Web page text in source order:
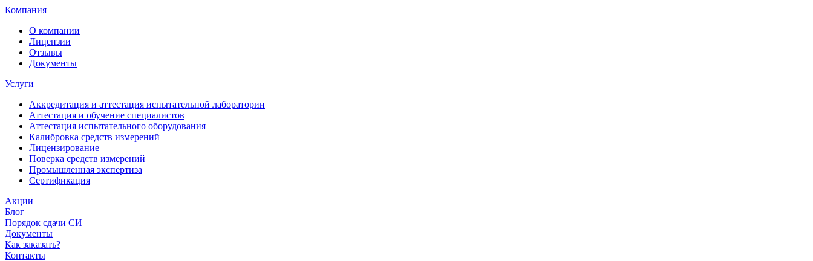
Компания
О компании
Лицензии
Отзывы
Документы
Услуги
Аккредитация и аттестация испытательной лаборатории
Аттестация и обучение специалистов
Аттестация испытательного оборудования
Калибровка средств измерений
Лицензирование
Поверка средств измерений
Промышленная экспертиза
Сертификация
Акции
Блог
Порядок сдачи СИ
Документы
Как заказать?
Контакты